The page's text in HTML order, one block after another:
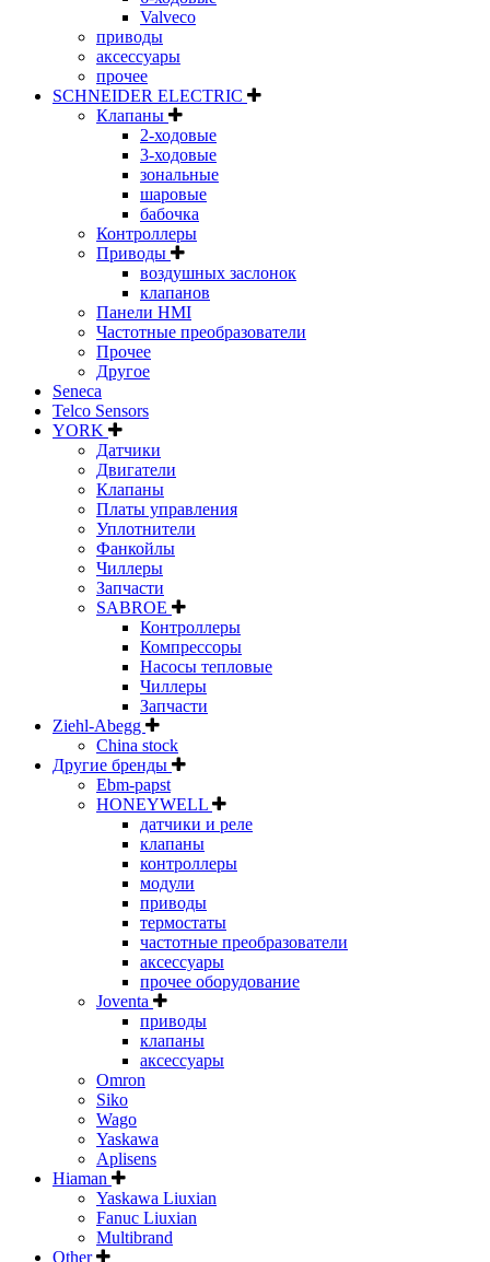
Valveco
приводы
аксессуары
прочее
SCHNEIDER ELECTRIC
Клапаны
2-ходовые
3-ходовые
зональные
шаровые
бабочка
Контроллеры
Приводы
воздушных заслонок
клапанов
Панели HMI
Частотные преобразователи
Прочее
Другое
Seneca
Telco Sensors
YORK
Датчики
Двигатели
Клапаны
Платы управления
Уплотнители
Фанкойлы
Чиллеры
Запчасти
SABROE
Контроллеры
Компрессоры
Насосы тепловые
Чиллеры
Запчасти
Ziehl-Abegg
China stock
Другие бренды
Ebm-papst
HONEYWELL
датчики и реле
клапаны
контроллеры
модули
приводы
термостаты
частотные преобразователи
аксессуары
прочее оборудование
Joventa
приводы
клапаны
аксессуары
Omron
Siko
Wago
Yaskawa
Aplisens
Hiaman
Yaskawa Liuxian
Fanuc Liuxian
Multibrand
Other